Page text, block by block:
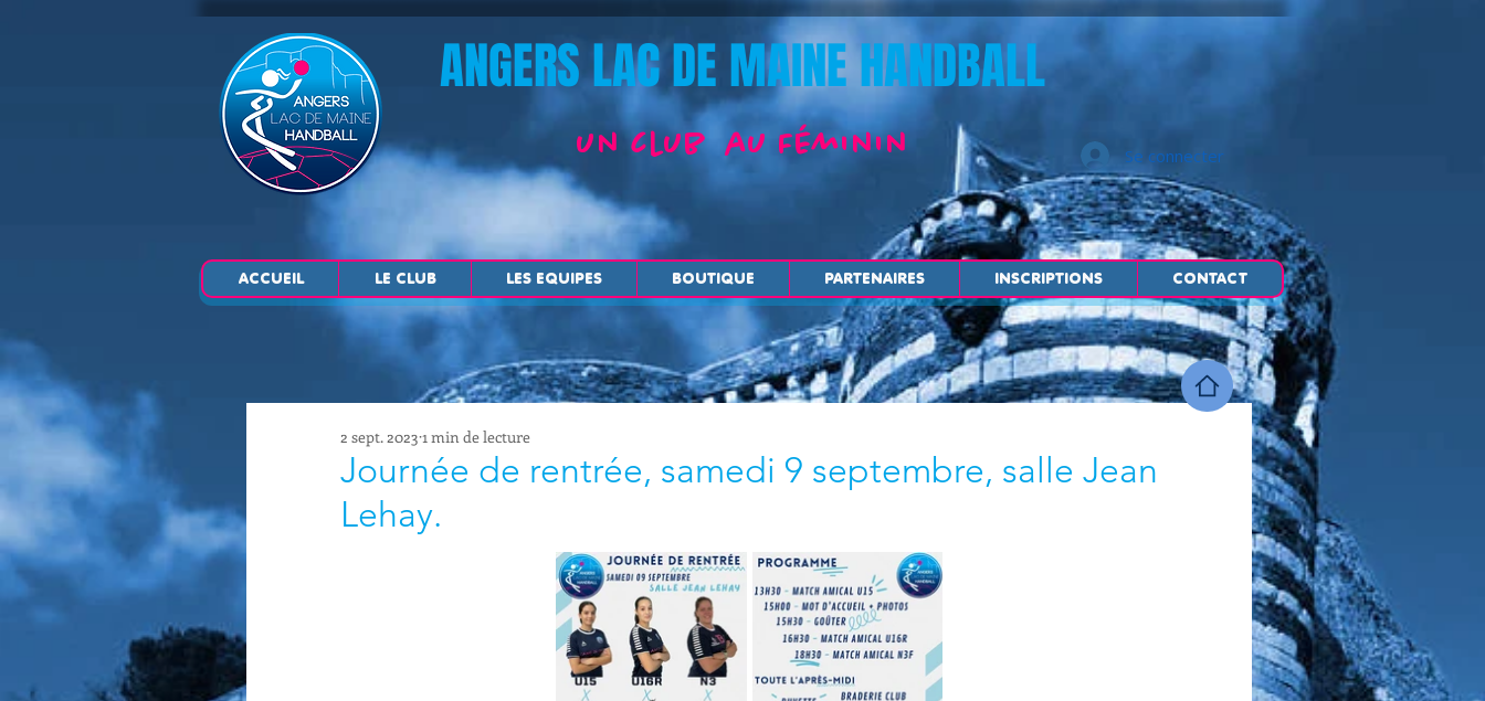
ANGERS LAC DE MAINE HANDBALL
un club au Féminin Se connecter
ACCUEIL LE CLUB LES EQUIPES BOUTIQUE PARTENAIRES INSCRIPTIONS CONTACT
Journée de rentrée, samedi 9 septembre, salle Jean
Lehay.
2 sept. 2023 1 min de lecture